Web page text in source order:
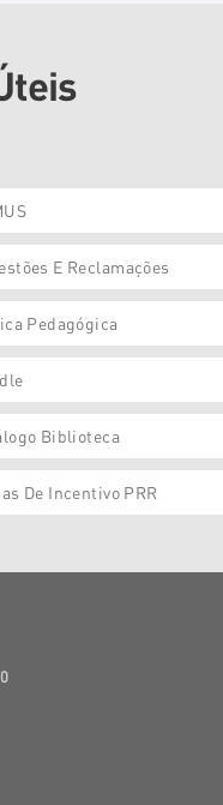
E Reclamações
Pedagógica
Biblioteca
De Incentivo PRR